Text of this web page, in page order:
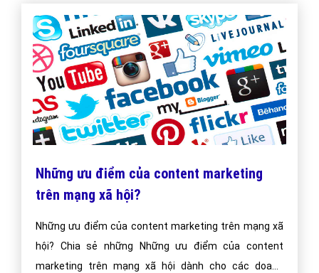
Những ưu điểm của content marketing
trên mạng xã hội?
Những ưu điểm của content marketing trên mạng xã
hội? Chia sẻ những Những ưu điểm của content
marketing trên mạng xã hội dành cho các doanh